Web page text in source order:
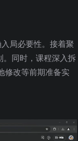
局必要性。接着聚
。同时，课程深入拆
修改等前期准备实